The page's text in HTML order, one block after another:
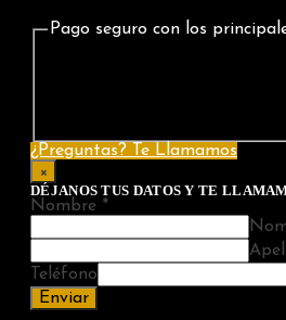
Pago seguro con los
¿Preguntas? Te Llamamos
×
DÉJANOS TUS DATOS Y TE
Nombre *
Teléfono
Enviar